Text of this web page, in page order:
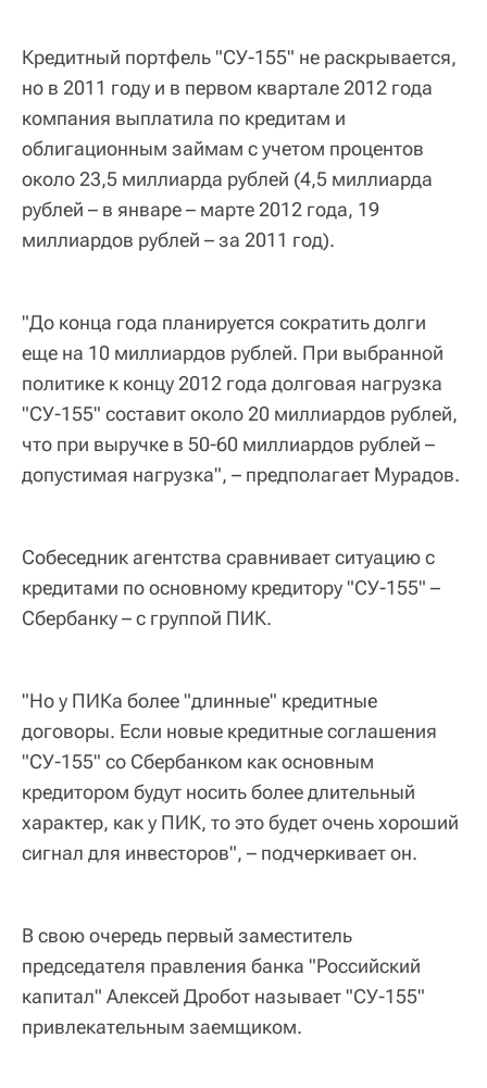
Кредитный портфель "СУ-155" не раскрывается,
но в 2011 году и в первом квартале 2012 года
компания выплатила по кредитам и
облигационным займам с учетом процентов
около 23,5 миллиарда рублей (4,5 миллиарда
рублей – в январе – марте 2012 года, 19
миллиардов рублей – за 2011 год).
"До конца года планируется сократить долги
еще на 10 миллиардов рублей. При выбранной
политике к концу 2012 года долговая нагрузка
"СУ-155" составит около 20 миллиардов рублей,
что при выручке в 50-60 миллиардов рублей –
допустимая нагрузка", – предполагает Мурадов.
Собеседник агентства сравнивает ситуацию с
кредитами по основному кредитору "СУ-155" –
Сбербанку – с группой ПИК.
"Но у ПИКа более "длинные" кредитные
договоры. Если новые кредитные соглашения
"СУ-155" со Сбербанком как основным
кредитором будут носить более длительный
характер, как у ПИК, то это будет очень хороший
сигнал для инвесторов", – подчеркивает он.
В свою очередь первый заместитель
председателя правления банка "Российский
капитал" Алексей Дробот называет "СУ-155"
привлекательным заемщиком.